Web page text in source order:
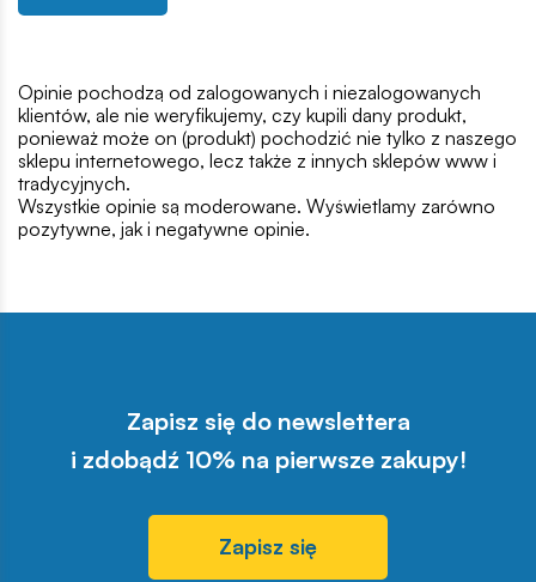
Opinie pochodzą od zalogowanych i niezalogowanych
klientów, ale nie weryfikujemy, czy kupili dany produkt,
ponieważ może on (produkt) pochodzić nie tylko z naszego
sklepu internetowego, lecz także z innych sklepów www i
tradycyjnych.
Wszystkie opinie są moderowane. Wyświetlamy zarówno
pozytywne, jak i negatywne opinie.
Zapisz się do newslettera
i zdobądź 10% na pierwsze zakupy!
Zapisz się